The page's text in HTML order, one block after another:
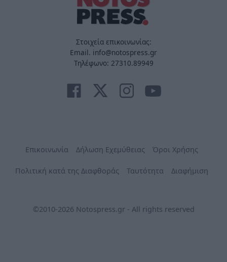
Στοιχεία επικοινωνίας:
Email. info@notospress.gr
Τηλέφωνο: 27310.89949
Επικοινωνία Δήλωση Εχεμύθειας Όροι Χρήσης
Πολιτική κατά της Διαφθοράς Ταυτότητα Διαφήμιση
©2010-2026 Notospress.gr - All rights reserved